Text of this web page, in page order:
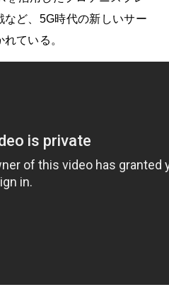
ど、5G時代の新しいサー
ている。